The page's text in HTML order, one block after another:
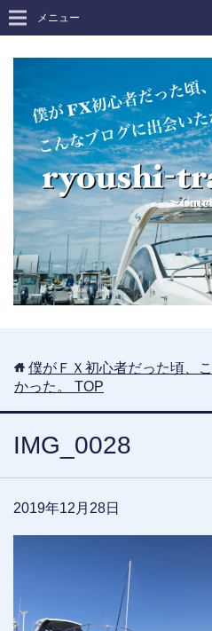
メニュー
僕がＦＸ初心者だった頃、
かった。
TOP
IMG_0028
2019年12月28日